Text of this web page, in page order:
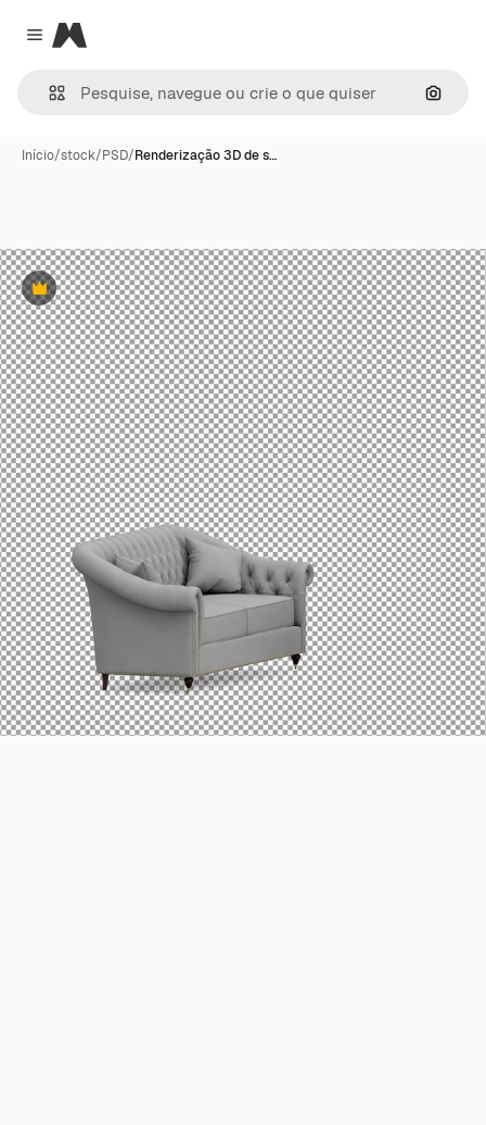
Close menu
Magnific
Início/stock/PSD/Renderização 3D de s…
Premium